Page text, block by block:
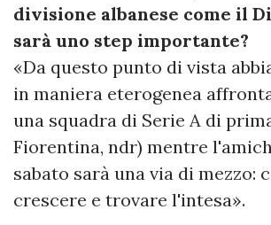
divisione albanese come il
sarà uno step importante?
«Da questo punto di vista
in maniera eterogenea
una squadra di Serie A di
Fiorentina, ndr) mentre
sabato sarà una via di mezzo:
crescere e trovare l'intesa».